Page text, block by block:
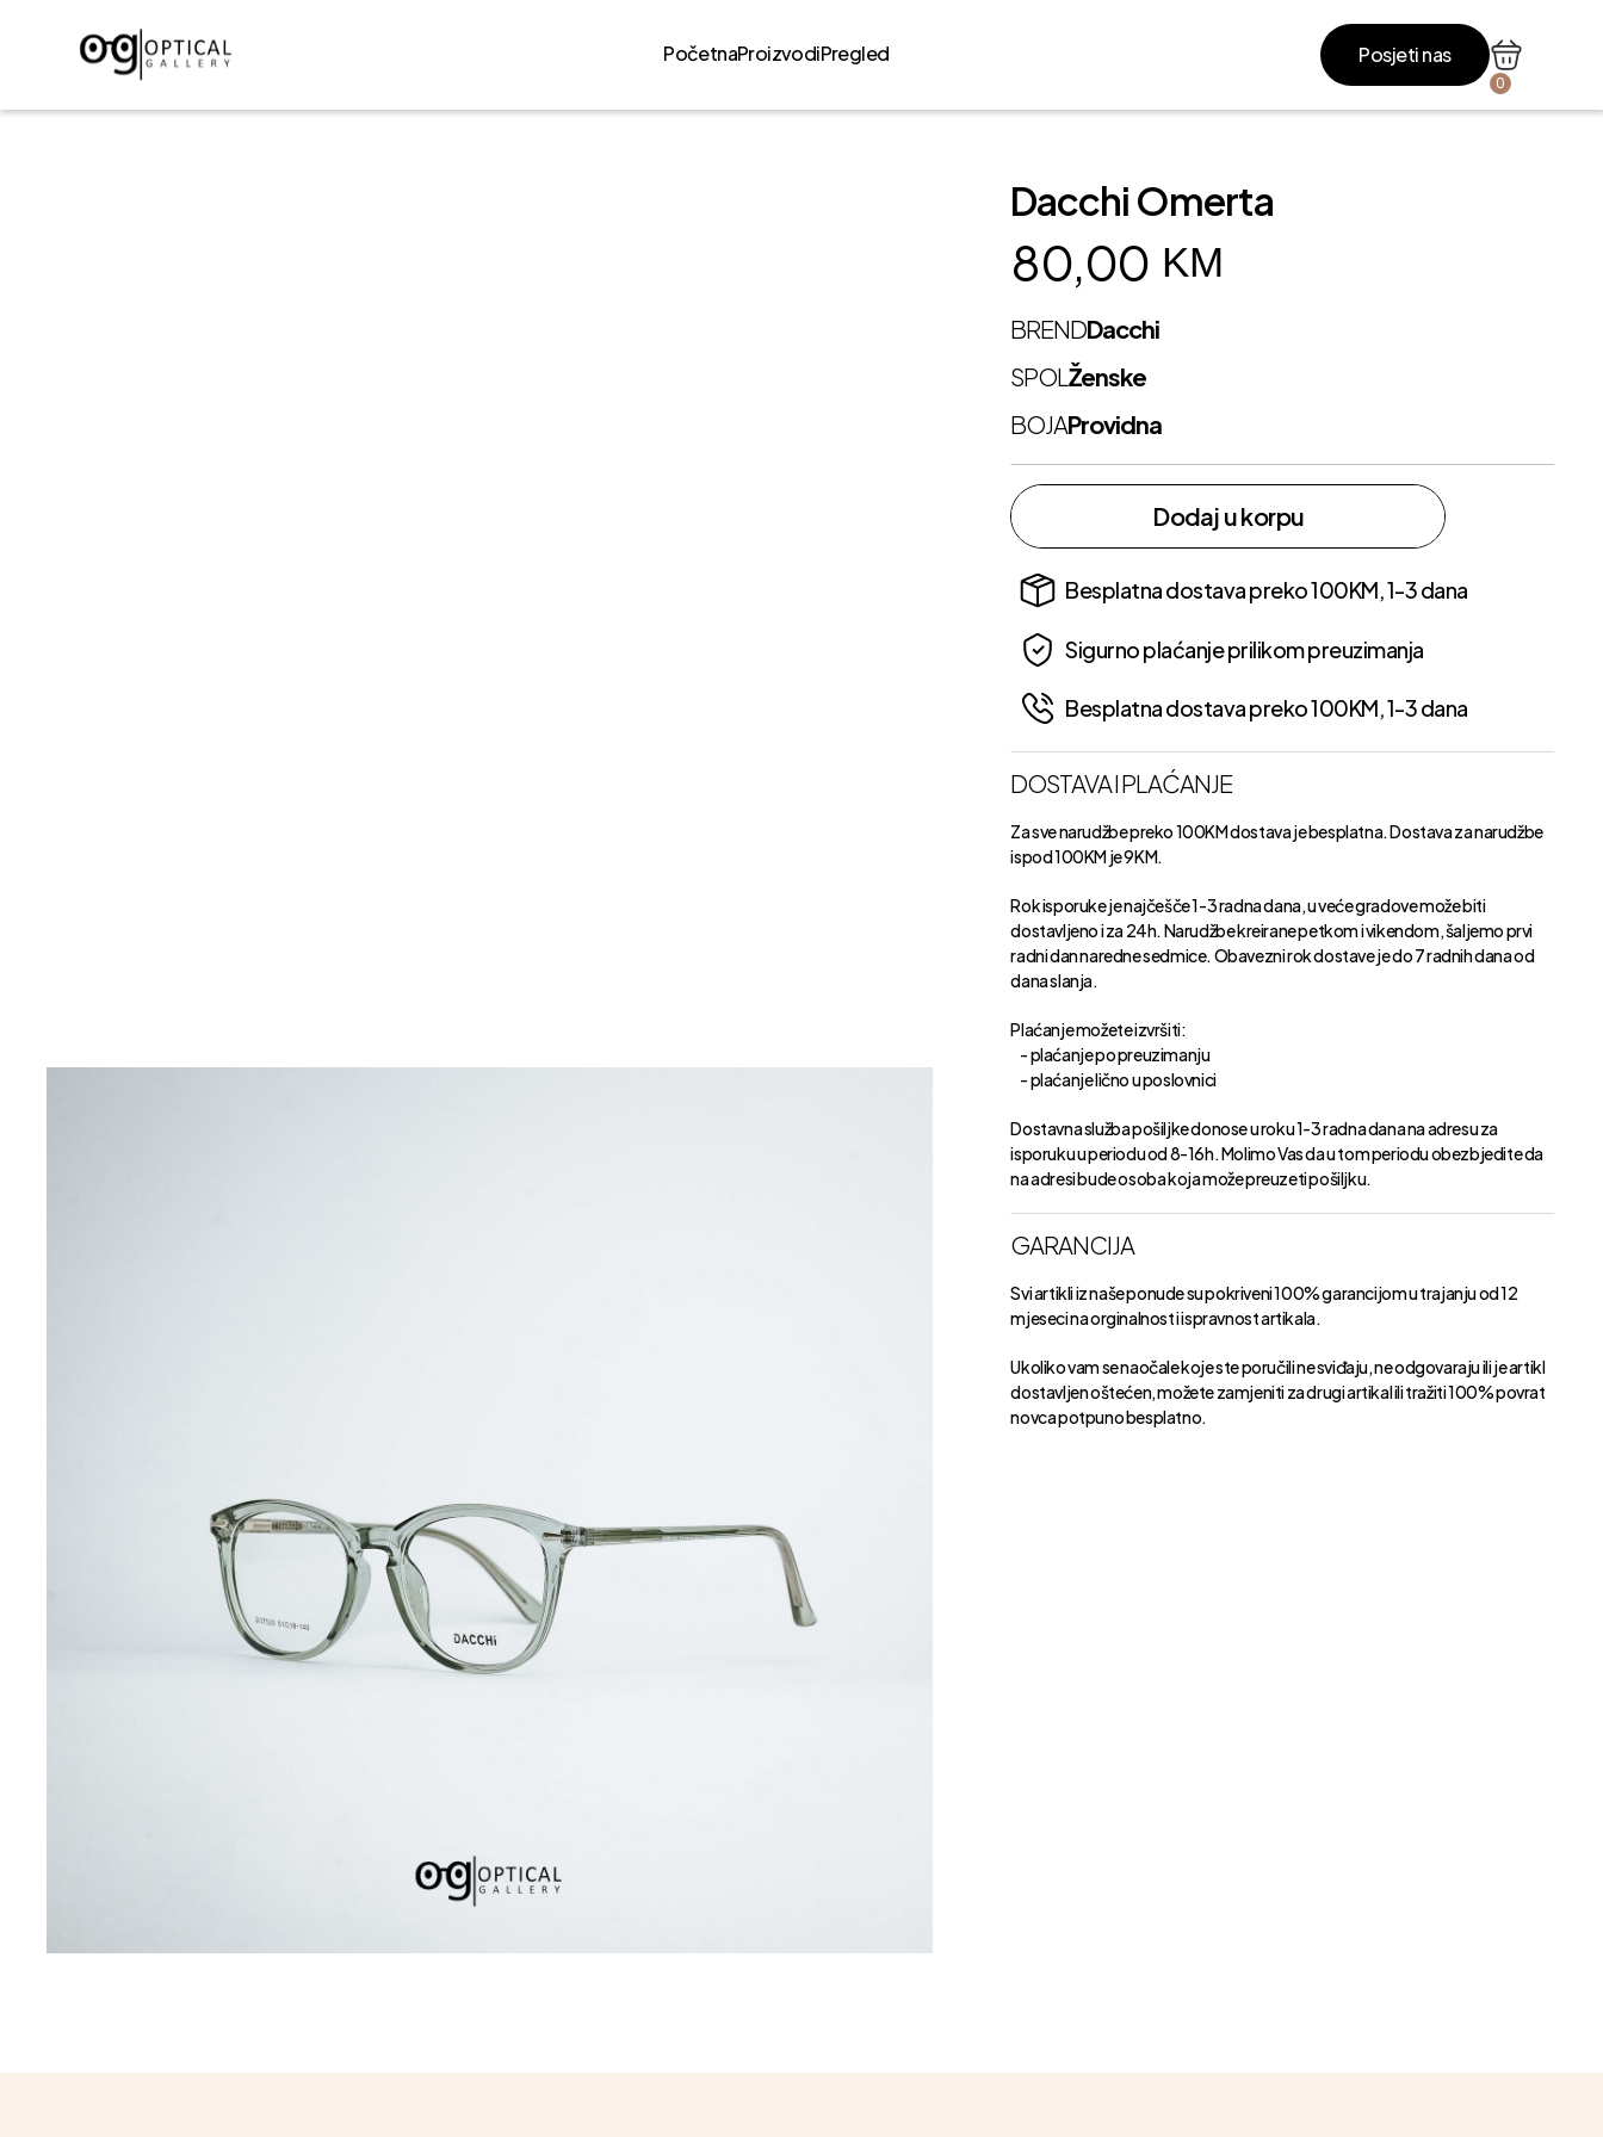
PočetnaProizvodiPregled Posjeti nas
0
Dacchi Omerta
80,00 KM
BRENDDacchi
SPOLŽenske
BOJAProvidna
Dodaj u korpu
Besplatna dostava preko 100KM, 1-3 dana
Sigurno plaćanje prilikom preuzimanja
Besplatna dostava preko 100KM, 1-3 dana
DOSTAVA I PLAĆANJE
Za sve narudžbe preko 100KM dostava je besplatna. Dostava za narudžbe
ispod 100KM je 9KM.
Rok isporuke je najčešče 1-3 radna dana, u veće gradove može biti
dostavljeno i za 24h. Narudžbe kreirane petkom i vikendom, šaljemo prvi
radni dan naredne sedmice. Obavezni rok dostave je do 7 radnih dana od
dana slanja.
Plaćanje možete izvršiti:
- plaćanje po preuzimanju
- plaćanje lično u poslovnici
Dostavna služba pošiljke donose u roku 1-3 radna dana na adresu za
isporuku u periodu od 8-16h. Molimo Vas da u tom periodu obezbjedite da
na adresi bude osoba koja može preuzeti pošiljku.
GARANCIJA
Svi artikli iz naše ponude su pokriveni 100% garancijom u trajanju od 12
mjeseci na orginalnost i ispravnost artikala.
Ukoliko vam se naočale koje ste poručili ne sviđaju, ne odgovaraju ili je artikl
dostavljen oštećen, možete zamjeniti za drugi artikal ili tražiti 100% povrat
novca potpuno besplatno.